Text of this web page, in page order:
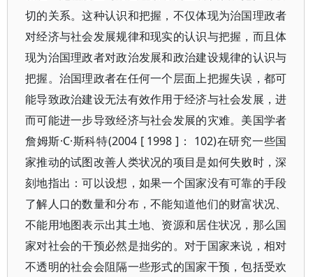
切的关系。这种认识和把握，不仅体现为治国理政者
对经济与社会发展规律和现实的认识与把握，而且体
现为治国理政者对政治发展和政治建设规律的认识与
把握。治国理政者在任何一个层面上把握失误，都可
能导致政治建设无法有效作用于经济与社会发展，进
而可能进一步导致经济与社会发展的灾难。美国学者
詹姆斯·C·斯科特(2004 [ 1998 ]： 102)在研究一些国
家推动的试图改善人类状况的项目是如何失败时，深
刻地指出：可以设想，如果一个国家没有可靠的手段
了解人口的数量和分布，不能知道他们的财富状况、
不能用地图表示出其土地、资源和居住状况，那么国
家对社会的干预必然是拙劣的。对于国家来说，相对
不透明的社会会阻隔一些形式的国家干预，包括受欢